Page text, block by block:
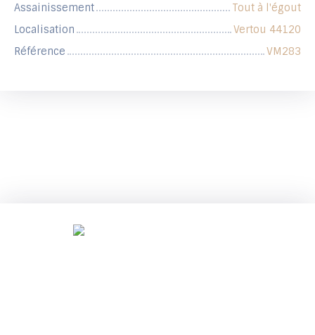
Assainissement
Tout à l'égout
Localisation
Vertou 44120
Référence
VM283